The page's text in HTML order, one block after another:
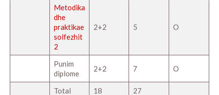
Metodika
dhe
praktikae
solfezhit
2
2+2 5 O
Punim
diplome
2+2 7 O
Total 18 27